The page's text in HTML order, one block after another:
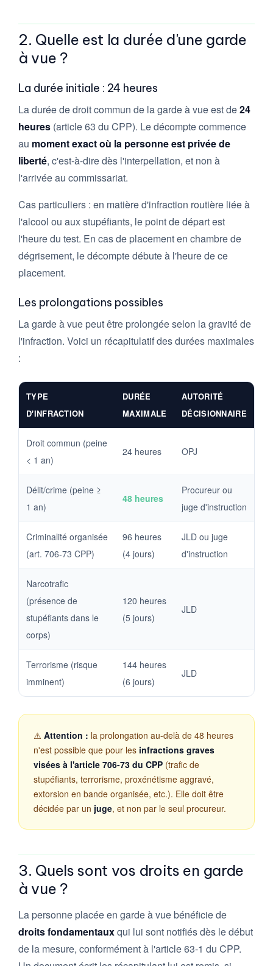
2. Quelle est la durée d'une garde
à vue ?
La durée initiale : 24 heures
La durée de droit commun de la garde à vue est de24
heures (article 63 du CPP). Le décompte commence
au moment exact où la personne est privée de
liberté, c'est-à-dire dès l'interpellation, et non à
l'arrivée au commissariat.
Cas particuliers : en matière d'infraction routière liée à
l'alcool ou aux stupéfiants, le point de départ est
l'heure du test. En cas de placement en chambre de
dégrisement, le décompte débute à l'heure de ce
placement.
Les prolongations possibles
La garde à vue peut être prolongée selon la gravité de
l'infraction. Voici un récapitulatif des durées maximales
:
TYPE
D'INFRACTION
DURÉE
MAXIMALE
AUTORITÉ
DÉCISIONNAIRE
Droit commun (peine
< 1 an)
24 heures OPJ
Délit/crime (peine ≥
1 an)
48 heures
Procureur ou
juge d'instruction
Criminalité organisée
(art. 706-73 CPP)
96 heures
(4 jours)
JLD ou juge
d'instruction
Narcotrafic
(présence de
stupéfiants dans le
corps)
120 heures
(5 jours)
JLD
Terrorisme (risque
imminent)
144 heures
(6 jours)
JLD
⚠️ Attention : la prolongation au-delà de 48 heures
n'est possible que pour les infractions graves
visées à l'article 706-73 du CPP (trafic de
stupéfiants, terrorisme, proxénétisme aggravé,
extorsion en bande organisée, etc.). Elle doit être
décidée par un juge, et non par le seul procureur.
3. Quels sont vos droits en garde
à vue ?
La personne placée en garde à vue bénéficie de
droits fondamentauxqui lui sont notifiés dès le début
de la mesure, conformément à l'article 63-1 du CPP.